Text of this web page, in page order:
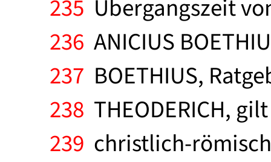
235 Übergangszeit
236 ANICIUS
237 BOETHIUS,
238 THEODERICH,
239 christlich-